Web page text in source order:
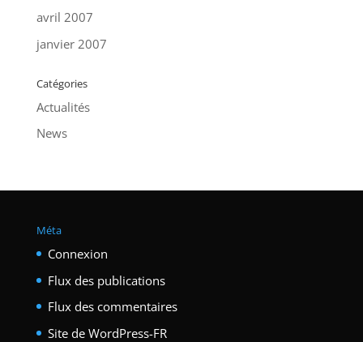
avril 2007
janvier 2007
Catégories
Actualités
News
Méta
Connexion
Flux des publications
Flux des commentaires
Site de WordPress-FR